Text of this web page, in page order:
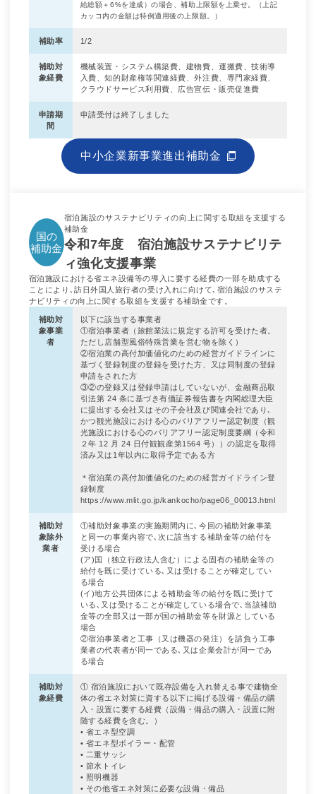
給総額＋6%を達成）の場合、補助上限額を上乗せ。（上記
カッコ内の金額は特例適用後の上限額。）
補助率 1/2
補助対
象経費
機械装置・システム構築費、建物費、運搬費、技術導
入費、知的財産権等関連経費、外注費、専門家経費、
クラウドサービス利用費、広告宣伝・販売促進費
申請期
間
申請受付は終了しました
中小企業新事業進出補助金
国の
補助金令和7年度 宿泊施設サステナビリテ
ィ強化支援事業
宿泊施設のサステナビリティの向上に関する取組を支援する
補助金
宿泊施設における省エネ設備等の導入に要する経費の一部を助成する
ことにより､訪日外国人旅行者の受け入れに向けて､宿泊施設のサステ
ナビリティの向上に関する取組を支援する補助金です。
補助対
象事業
者
以下に該当する事業者
①宿泊事業者（旅館業法に規定する許可を受けた者。
ただし店舗型風俗特殊営業を営む物を除く）
②宿泊業の高付加価値化のための経営ガイドラインに
基づく登録制度の登録を受けた方、又は同制度の登録
申請をされた方
③②の登録又は登録申請はしていないが、金融商品取
引法第 24 条に基づき有価証券報告書を内閣総理大臣
に提出する会社又はその子会社及び関連会社であり､
かつ観光施設における心のバリアフリー認定制度（観
光施設における心のバリアフリー認定制度要綱（令和
２年 12 月 24 日付観観産第1564 号））の認定を取得
済み又は1年以内に取得予定である方
＊宿泊業の高付加価値化のための経営ガイドライン登
録制度
https://www.mlit.go.jp/kankocho/page06_00013.html
補助対
象除外
業者
①補助対象事業の実施期間内に､今回の補助対象事業
と同一の事業内容で､次に該当する補助金等の給付を
受ける場合
(ア)国（独立行政法人含む）による固有の補助金等の
給付を既に受けている､又は受けることが確定してい
る場合
(イ)地方公共団体による補助金等の給付を既に受けて
いる､又は受けることが確定している場合で､当該補助
金等の全部又は一部が国の補助金等を財源としている
場合
②宿泊事業者と工事（又は機器の発注）を請負う工事
業者の代表者が同一である､又は企業会計が同一であ
る場合
補助対
象経費
① 宿泊施設において既存設備を入れ替える事で建物全
体の省エネ対策に資する以下に掲げる設備・備品の購
入・設置に要する経費（設備・備品の購入・設置に附
随する経費を含む。）
• 省エネ型空調
• 省エネ型ボイラー・配管
• 二重サッシ
• 節水トイレ
• 照明機器
• その他省エネ対策に必要な設備・備品